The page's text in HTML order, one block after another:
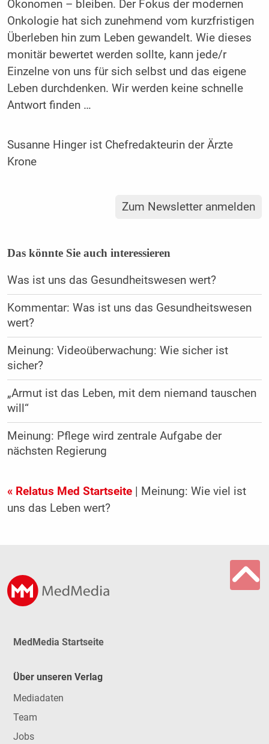
Ökonomen – bleiben. Der Fokus der modernen
Onkologie hat sich zunehmend vom kurzfristigen
Überleben hin zum Leben gewandelt. Wie dieses
monitär bewertet werden sollte, kann jede/r
Einzelne von uns für sich selbst und das eigene
Leben durchdenken. Wir werden keine schnelle
Antwort finden …
Susanne Hinger ist Chefredakteurin der Ärzte
Krone
Zum Newsletter anmelden
Das könnte Sie auch interessieren
Was ist uns das Gesundheitswesen wert?
Kommentar: Was ist uns das Gesundheitswesen
wert?
Meinung: Videoüberwachung: Wie sicher ist
sicher?
„Armut ist das Leben, mit dem niemand tauschen
will“
Meinung: Pflege wird zentrale Aufgabe der
nächsten Regierung
« Relatus Med Startseite| Meinung: Wie viel ist
uns das Leben wert?
MedMedia Startseite
Über unseren Verlag
Mediadaten
Team
Jobs